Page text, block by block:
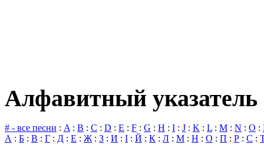
Алфавитный указатель
# - все песни : A: B : C : D : E : F : G : H : I : J : K : L : M : N : O :
А : Б : В : Г : Д : Е : Ж: З : И : І : Й : К : Л : М : Н : О : П : Р : С :